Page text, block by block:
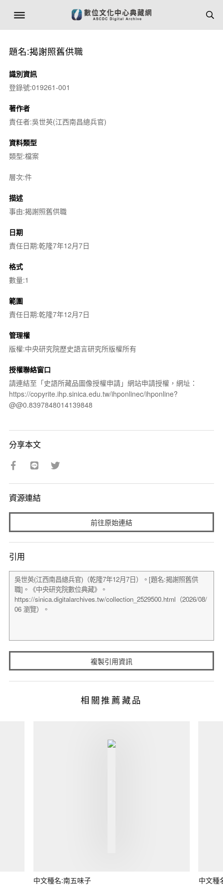
題名:揭謝照舊供職
識別資訊
登錄號:019261-001
著作者
責任者:吳世英(江西南昌總兵官)
資料類型
類型:檔案
層次:件
描述
事由:揭謝照舊供職
日期
責任日期:乾隆7年12月7日
格式
數量:1
範圍
責任日期:乾隆7年12月7日
管理權
版權:中央研究院歷史語言研究所版權所有
授權聯絡窗口
請連結至「史語所藏品圖像授權申請」網站申請授權，網址：
https://copyrite.ihp.sinica.edu.tw/ihponlinec/ihponline?
@@0.8397848014139848
分享本文
資源連結
前往原始連結
引用
複製引用資訊
相關推薦藏品
中文種名:南五味子 中文種